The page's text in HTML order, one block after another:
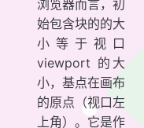
浏览器而言，初
始包含块的的大
小等于视口
viewport 的大
小，基点在画布
的原点（视口左
上角）。它是作